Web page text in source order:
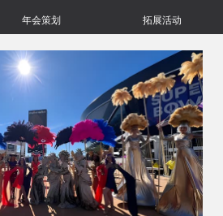
年会策划 拓展活动